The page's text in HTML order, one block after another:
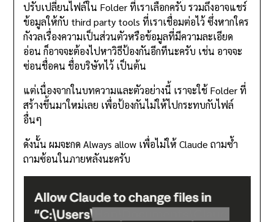
ปรับเปลี่ยนไฟล์ใน Folder ที่เราเลือกครับ รวมถึงอาจแชร์
ข้อมูลให้กับ third party tools ที่เราเชื่อมต่อไว้ ซึ่งหากใคร
กังวลเรื่องความเป็นส่วนตัวหรือข้อมูลที่มีความละเอียด
อ่อน ก็อาจจะต้องไปหาวิธีป้องกันอีกทีนะครับ เช่น อาจจะ
ซ่อนชื่อคน ชื่อบริษัทไว้ เป็นต้น
แต่เนื่องจากในบทความและตัวอย่างนี้ เราจะใช้ Folder ที่
สร้างขึ้นมาใหม่เลย เพื่อป้องกันไม่ให้ไปกระทบกับไฟล์
อื่นๆ
ดังนั้น ผมจะกด Always allow เพื่อไม่ให้ Claude ถามซ้ำ
ถามซ้อนในภายหลังนะครับ